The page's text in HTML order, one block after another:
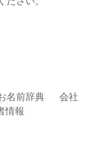
名前辞典
会社
情報